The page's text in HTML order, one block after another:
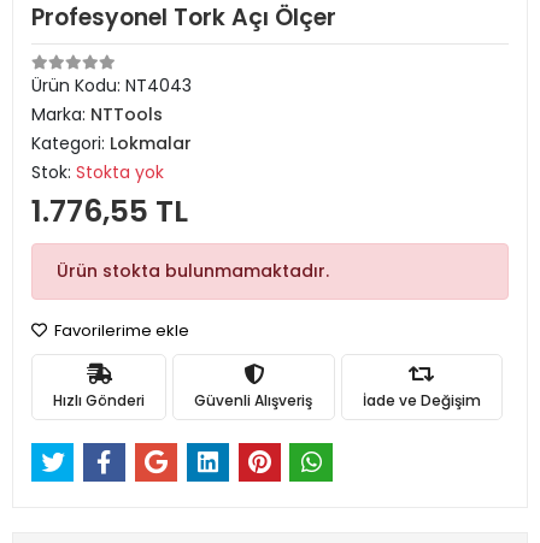
Profesyonel Tork Açı Ölçer
Ürün Kodu: NT4043
Marka: NTTools
Kategori: Lokmalar
Stok: Stokta yok
1.776,55 TL
Ürün stokta bulunmamaktadır.
Favorilerime ekle
Hızlı Gönderi Güvenli Alışveriş İade ve Değişim